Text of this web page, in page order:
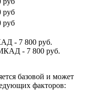
руб
руб
- 7 800 руб.
- 7 800 руб.
базовой и может
факторов: